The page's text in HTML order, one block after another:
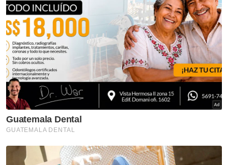
Tambahnya, kerajaan kini telah banyak